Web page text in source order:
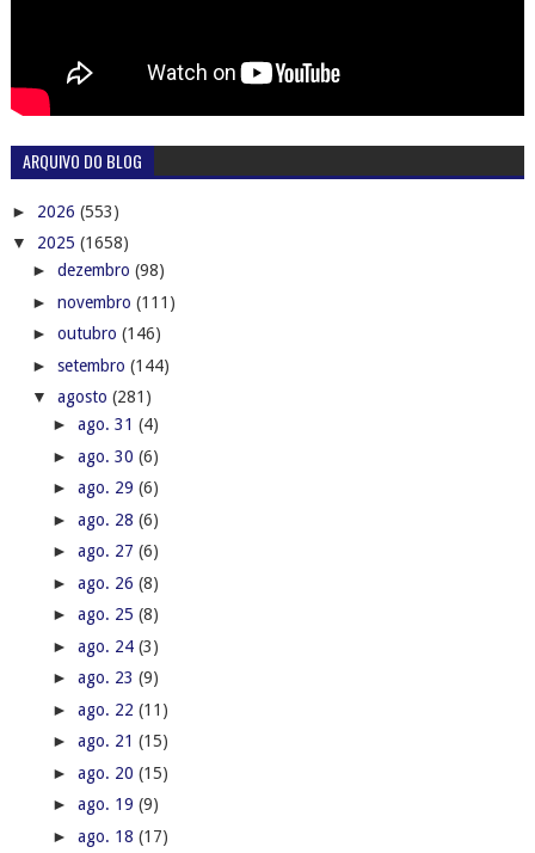
ARQUIVO DO BLOG
► 2026 (553)
▼ 2025 (1658)
► dezembro (98)
► novembro (111)
► outubro (146)
► setembro (144)
▼ agosto (281)
► ago. 31 (4)
► ago. 30 (6)
► ago. 29 (6)
► ago. 28 (6)
► ago. 27 (6)
► ago. 26 (8)
► ago. 25 (8)
► ago. 24 (3)
► ago. 23 (9)
► ago. 22 (11)
► ago. 21 (15)
► ago. 20 (15)
► ago. 19 (9)
► ago. 18 (17)